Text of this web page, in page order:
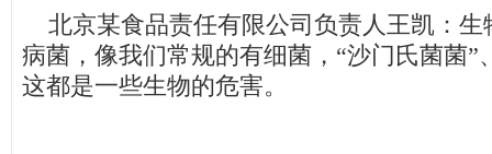
北京某食品责任有限公司负责人王凯：生
病菌，像我们常规的有细菌，“沙门氏菌菌”
这都是一些生物的危害。